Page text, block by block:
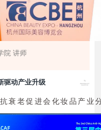
院 讲师
驱动产业升级
衰老促进会化妆品产业